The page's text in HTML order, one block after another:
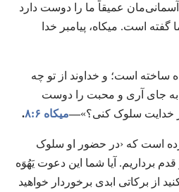
عمیقاً ما را دوست دارد
گفته است.‏ میکاه،‏ پیامبر خدا
ساخته است؛‏ و خداوند از تو چه
به جای آری و محبت را دوست
خدایت سلوک کنی؟‏»‏‏—‏میکاه ۶:‏۸ ‏.‏
است که ‹در حضور او سلوک
قدم برداریم.‏ آیا شما این دعوت یَهُوَه
از برکاتی ابدی برخوردار خواهید